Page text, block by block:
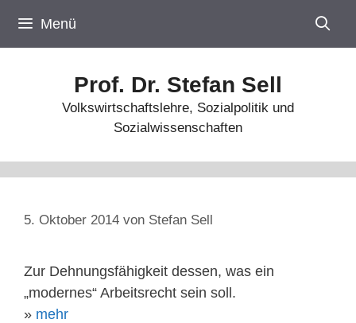
Inhalt
springen
Menü
Prof. Dr. Stefan Sell
Volkswirtschaftslehre, Sozialpolitik und
Sozialwissenschaften
5. Oktober 2014 von Stefan Sell
Zur Dehnungsfähigkeit dessen, was ein
„modernes“ Arbeitsrecht sein soll.
» mehr